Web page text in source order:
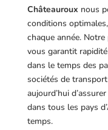
Châteauroux nous
conditions
chaque année.
vous garantit
dans le temps des
sociétés de
aujourd’hui
dans tous les pays
temps.